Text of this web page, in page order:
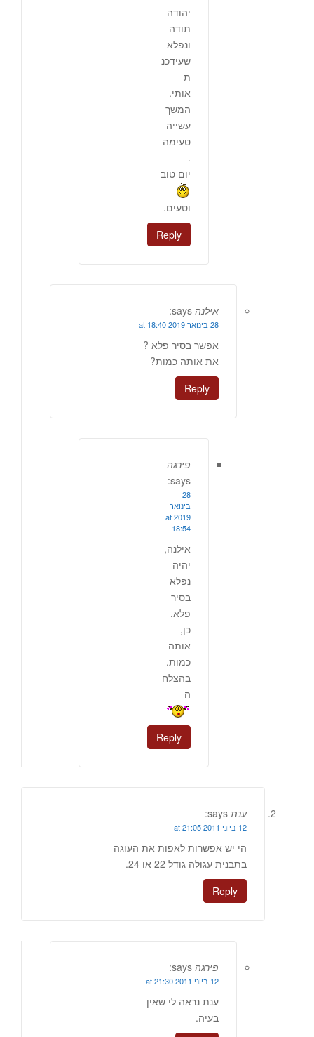
יהודה
תודה
ונפלא
שעידכנ
ת
אותי.
המשך
עשייה
טעימה
.
יום טוב
וטעים.
Reply
אילנה says:
28 בינואר 2019 at 18:40
אפשר בסיר פלא ?
את אותה כמות?
Reply
פירגה
says:
28
בינואר
2019 at
18:54
אילנה,
יהיה
נפלא
בסיר
פלא.
כן,
אותה
כמות.
בהצלח
ה
Reply
ענת says:
12 ביוני 2011 at 21:05
הי יש אפשרות לאפות את העוגה
בתבנית עגולה גודל 22 או 24.
Reply
פירגה says:
12 ביוני 2011 at 21:30
ענת נראה לי שאין
בעיה.